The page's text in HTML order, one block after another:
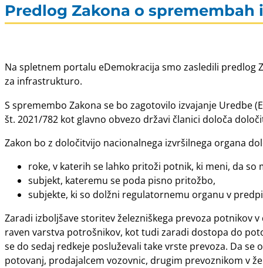
Predlog Zakona o spremembah
Na spletnem portalu eDemokracija smo zasledili
za infrastrukturo.
S spremembo Zakona se bo zagotovilo izvajanje Uredbe
št. 2021/782 kot glavno obvezo državi članici določa
Zakon bo z določitvijo nacionalnega izvršilnega organa
roke, v katerih se lahko pritoži potnik, ki meni, da so
subjekt, kateremu se poda pisno pritožbo,
subjekte, ki so dolžni regulatornemu organu v
Zaradi izboljšave storitev železniškega prevoza potnikov
raven varstva potrošnikov, kot tudi zaradi dostopa do
se do sedaj redkeje posluževali take vrste prevoza. Da
potovanj, prodajalcem vozovnic, drugim prevoznikom v